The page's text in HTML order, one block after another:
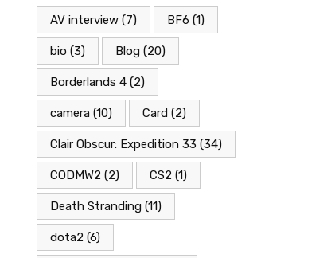
AV interview (7) BF6 (1)
bio (3) Blog (20)
Borderlands 4 (2)
camera (10) Card (2)
Clair Obscur: Expedition 33 (34)
CODMW2 (2) CS2 (1)
Death Stranding (11)
dota2 (6)